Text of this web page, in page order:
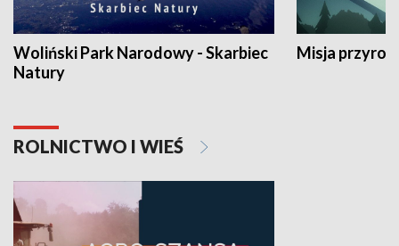
Woliński Park Narodowy - Skarbiec
Natury
Misja
ROLNICTWO I WIEŚ